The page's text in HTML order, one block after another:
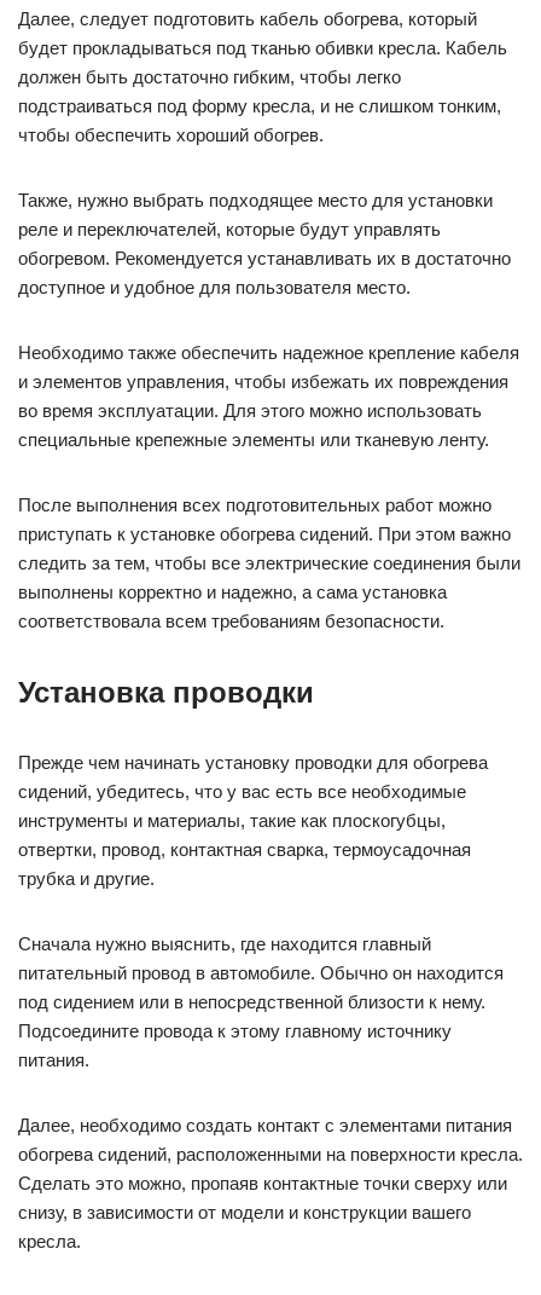
Далее, следует подготовить кабель обогрева, который
будет прокладываться под тканью обивки кресла. Кабель
должен быть достаточно гибким, чтобы легко
подстраиваться под форму кресла, и не слишком тонким,
чтобы обеспечить хороший обогрев.
Также, нужно выбрать подходящее место для установки
реле и переключателей, которые будут управлять
обогревом. Рекомендуется устанавливать их в достаточно
доступное и удобное для пользователя место.
Необходимо также обеспечить надежное крепление кабеля
и элементов управления, чтобы избежать их повреждения
во время эксплуатации. Для этого можно использовать
специальные крепежные элементы или тканевую ленту.
После выполнения всех подготовительных работ можно
приступать к установке обогрева сидений. При этом важно
следить за тем, чтобы все электрические соединения были
выполнены корректно и надежно, а сама установка
соответствовала всем требованиям безопасности.
Установка проводки
Прежде чем начинать установку проводки для обогрева
сидений, убедитесь, что у вас есть все необходимые
инструменты и материалы, такие как плоскогубцы,
отвертки, провод, контактная сварка, термоусадочная
трубка и другие.
Сначала нужно выяснить, где находится главный
питательный провод в автомобиле. Обычно он находится
под сидением или в непосредственной близости к нему.
Подсоедините провода к этому главному источнику
питания.
Далее, необходимо создать контакт с элементами питания
обогрева сидений, расположенными на поверхности кресла.
Сделать это можно, пропаяв контактные точки сверху или
снизу, в зависимости от модели и конструкции вашего
кресла.